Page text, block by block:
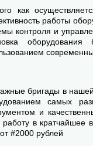
как
работы
контроля и
бригады в
самых
и
в кратчайшее
#2000 рублей